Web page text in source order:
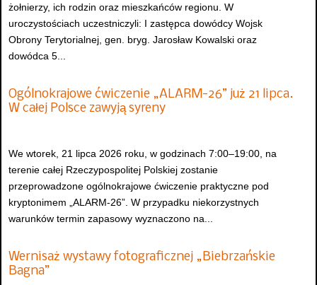
żołnierzy, ich rodzin oraz mieszkańców regionu. W
uroczystościach uczestniczyli: I zastępca dowódcy Wojsk
Obrony Terytorialnej, gen. bryg. Jarosław Kowalski oraz
dowódca 5...
Ogólnokrajowe ćwiczenie „ALARM-26” już 21 lipca.
W całej Polsce zawyją syreny
We wtorek, 21 lipca 2026 roku, w godzinach 7:00–19:00, na
terenie całej Rzeczypospolitej Polskiej zostanie
przeprowadzone ogólnokrajowe ćwiczenie praktyczne pod
kryptonimem „ALARM-26”. W przypadku niekorzystnych
warunków termin zapasowy wyznaczono na...
Wernisaż wystawy fotograficznej „Biebrzańskie
Bagna”